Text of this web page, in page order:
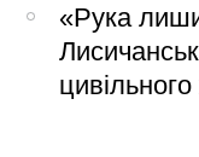
«Рука